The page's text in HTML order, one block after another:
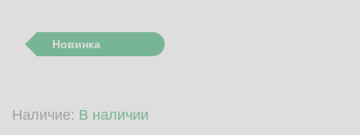
Полезное
Вакансии
Гофротара с печатью
Новинка
Наличие: В наличии